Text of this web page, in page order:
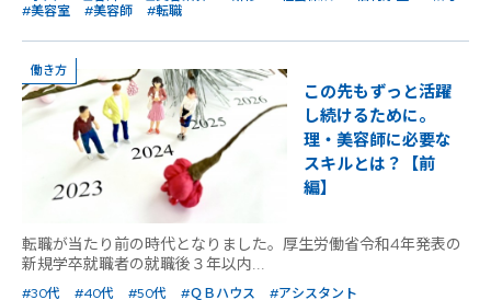
#美容室
#美容師 #転職
働き方
この先もずっと活躍
し続けるために。
理・美容師に必要な
スキルとは？【前
編】
転職が当たり前の時代となりました。厚生労働省令和4年発表の
新規学卒就職者の就職後３年以内...
#30代 #40代 #50代 #ＱＢハウス
#アシスタント